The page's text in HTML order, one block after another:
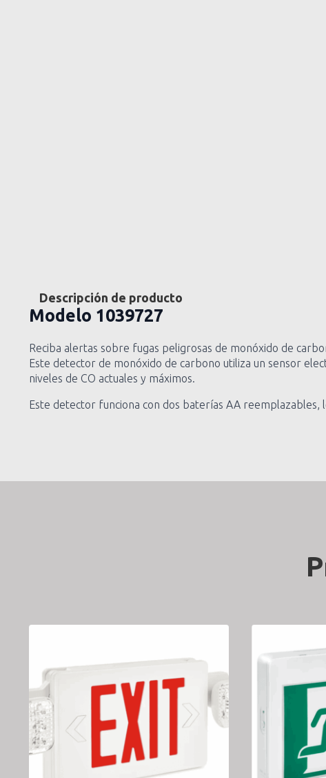
Descripción de producto
Modelo 1039727
Reciba alertas sobre fugas peligrosas de monóxido de
Este detector de monóxido de carbono utiliza un sensor
niveles de CO actuales y máximos.
Este detector funciona con dos baterías AA